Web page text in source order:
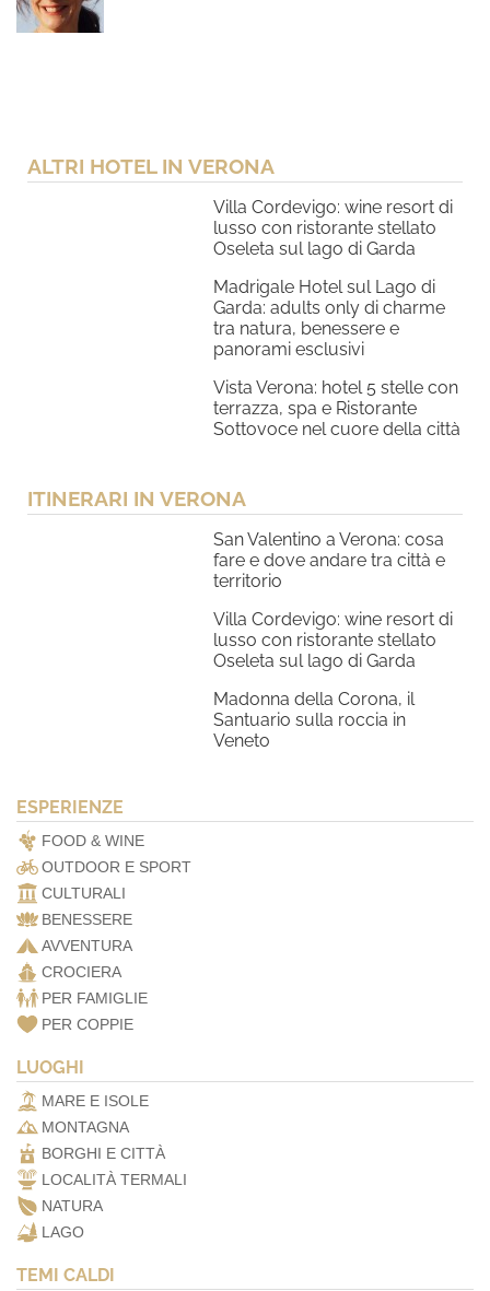
ALTRI HOTEL IN VERONA
Villa Cordevigo: wine resort di
lusso con ristorante stellato
Oseleta sul lago di Garda
Madrigale Hotel sul Lago di
Garda: adults only di charme
tra natura, benessere e
panorami esclusivi
Vista Verona: hotel 5 stelle con
terrazza, spa e Ristorante
Sottovoce nel cuore della città
ITINERARI IN VERONA
San Valentino a Verona: cosa
fare e dove andare tra città e
territorio
Villa Cordevigo: wine resort di
lusso con ristorante stellato
Oseleta sul lago di Garda
Madonna della Corona, il
Santuario sulla roccia in
Veneto
ESPERIENZE
FOOD & WINE
OUTDOOR E SPORT
CULTURALI
BENESSERE
AVVENTURA
CROCIERA
PER FAMIGLIE
PER COPPIE
LUOGHI
MARE E ISOLE
MONTAGNA
BORGHI E CITTÀ
LOCALITÀ TERMALI
NATURA
LAGO
TEMI CALDI